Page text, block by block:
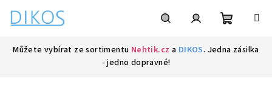
obsah
Můžete vybírat ze sortimentu Nehtik.cz a DIKOS. Jedna zásilka
- jedno dopravné!